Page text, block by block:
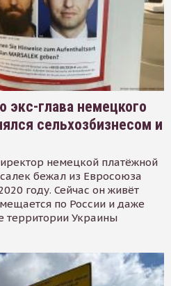
глава немецкого
сельхозбизнесом и
немецкой платёжной
бежал из Евросоюза
году. Сейчас он живёт
по России и даже
территории Украины